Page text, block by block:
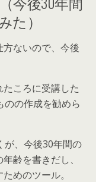
た）
ないので、今後
ころに受講した
の作成を勧めら
が、今後30年間の
齢を書きだし、
めのツール。